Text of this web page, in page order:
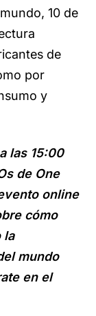
10 de
de
por
y
las 15:00
de One
online
cómo
la
mundo
en el